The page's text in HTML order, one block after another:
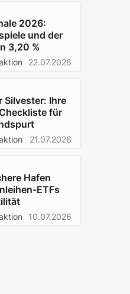
2026:
und der
3,20 %
22.07.2026
Silvester: Ihre
für
21.07.2026
Hafen
ETFs
10.07.2026